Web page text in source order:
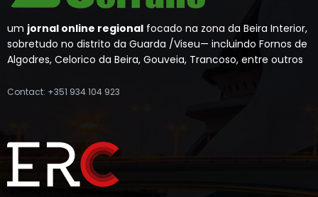
um jornal online regional focado na zona da Beira Interior,
sobretudo no distrito da Guarda /Viseu— incluindo Fornos de
Algodres, Celorico da Beira, Gouveia, Trancoso, entre outros
Contact: +351 934 104 923